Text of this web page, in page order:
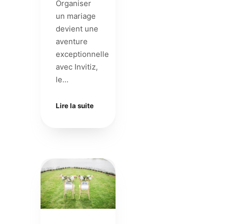
Organiser
un mariage
devient une
aventure
exceptionnelle
avec Invitiz,
le…
Lire la suite